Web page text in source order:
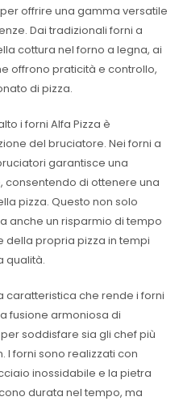
offrire una gamma versatile
Dai tradizionali forni a
cottura nel forno a legna, ai
offrono praticità e controllo,
di pizza.
i forni Alfa Pizza è
del bruciatore. Nei forni a
garantisce una
consentendo di ottenere una
pizza. Questo non solo
anche un risparmio di tempo
propria pizza in tempi
qualità.
caratteristica che rende i forni
fusione armoniosa di
soddisfare sia gli chef più
I forni sono realizzati con
inossidabile e la pietra
durata nel tempo, ma